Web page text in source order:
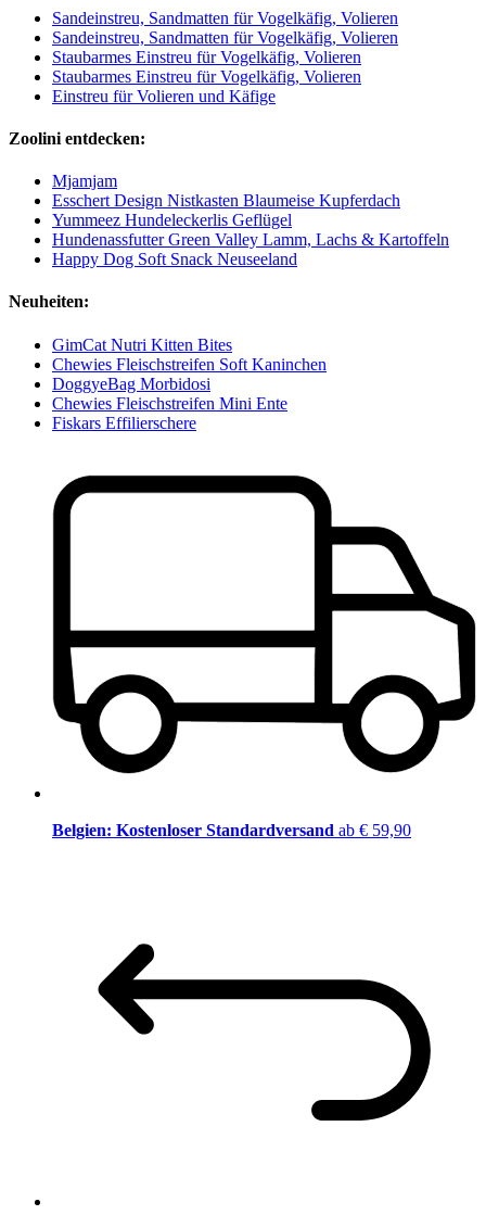
Sandeinstreu, Sandmatten für Vogelkäfig, Volieren
Sandeinstreu, Sandmatten für Vogelkäfig, Volieren
Staubarmes Einstreu für Vogelkäfig, Volieren
Staubarmes Einstreu für Vogelkäfig, Volieren
Einstreu für Volieren und Käfige
Zoolini entdecken:
Mjamjam
Esschert Design Nistkasten Blaumeise Kupferdach
Yummeez Hundeleckerlis Geflügel
Hundenassfutter Green Valley Lamm, Lachs & Kartoffeln
Happy Dog Soft Snack Neuseeland
Neuheiten:
GimCat Nutri Kitten Bites
Chewies Fleischstreifen Soft Kaninchen
DoggyeBag Morbidosi
Chewies Fleischstreifen Mini Ente
Fiskars Effilierschere
Belgien: Kostenloser Standardversand ab € 59,90